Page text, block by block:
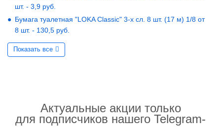
шт. - 3,9 руб.
Бумага туалетная "LOKA Classic" 3-х сл. 8 шт. (17 м) 1/8 от
8 шт. - 130,5 руб.
Показать все
Актуальные акции только
для подписчиков нашего Telegram-